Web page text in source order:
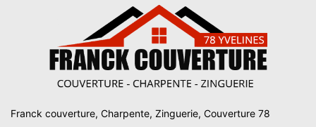
Franck couverture, Charpente, Zinguerie, Couverture 78